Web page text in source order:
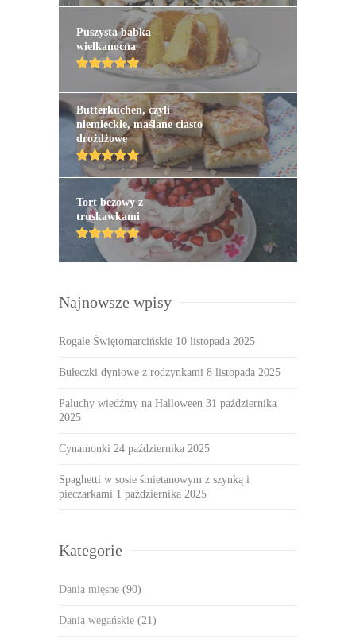
Puszysta babka
wielkanocna
Butterkuchen, czyli
niemieckie, maślane ciasto
drożdżowe
Tort bezowy z
truskawkami
Najnowsze wpisy
Rogale Świętomarcińskie 10 listopada 2025
Bułeczki dyniowe z rodzynkami 8 listopada 2025
Paluchy wiedźmy na Halloween 31 października
2025
Cynamonki 24 października 2025
Spaghetti w sosie śmietanowym z szynką i
pieczarkami 1 października 2025
Kategorie
Dania mięsne (90)
Dania wegańskie (21)